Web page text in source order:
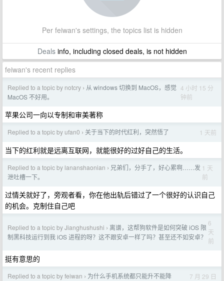
Per feiwan's settings, the topics list is hidden
Dealsinfo, including closed deals, is not hidden
feiwan's recent replies
Replied to a topic by notcry › 从 windows 切换到 MacOS，感觉
MacOS 不好用。
4 小时 15 分
钟前
苹果公司一向以专制和审美著称
Replied to a topic by ufan0 › 关于当下的时代红利，突然悟了 1 天前
当下的红利就是远离互联网，就能很好的过好自己的生活。
Replied to a topic by lananshaonian › 兄弟们，分手了，好心累啊……发
泄吐槽一下。
1 天
前
过情关就好了，旁观者看，你在他出轨后错过了一个很好的认识自己
的机会。克制住自己吧
Replied to a topic by Jianghushushi › 离谱，这帮狗软件是如何突破 iOS 限
制黑科技运行到我 iOS 进程的呀？这不跟安卓一样了吗？甚至还不如安卓？
6
天
前
挺有意思的
Replied to a topic by feiwan › 为什么手机系统都只能升不能降 7 月 29 日